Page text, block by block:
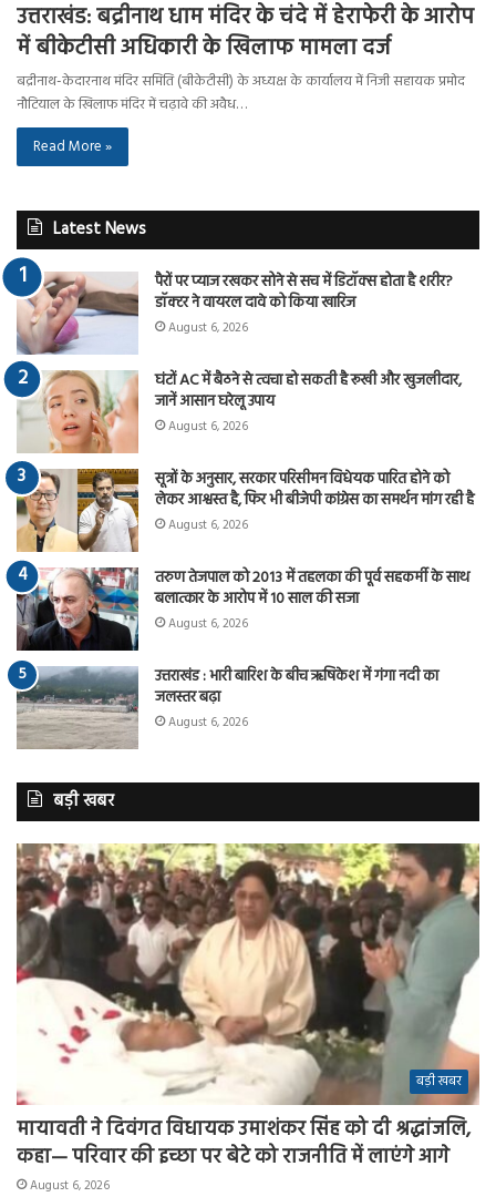
उत्तराखंड: बद्रीनाथ धाम मंदिर के चंदे में हेराफेरी के आरोप
में बीकेटीसी अधिकारी के खिलाफ मामला दर्ज
बद्रीनाथ-केदारनाथ मंदिर समिति (बीकेटीसी) के अध्यक्ष के कार्यालय में निजी सहायक प्रमोद
नौटियाल के खिलाफ मंदिर में चढ़ावे की अवैध…
Read More »
Latest News
पैरों पर प्याज रखकर सोने से सच में डिटॉक्स होता है शरीर?
डॉक्टर ने वायरल दावे को किया खारिज
August 6, 2026
घंटों AC में बैठने से त्वचा हो सकती है रूखी और खुजलीदार,
जानें आसान घरेलू उपाय
August 6, 2026
सूत्रों के अनुसार, सरकार परिसीमन विधेयक पारित होने को
लेकर आश्वस्त है, फिर भी बीजेपी कांग्रेस का समर्थन मांग रही है
August 6, 2026
तरुण तेजपाल को 2013 में तहलका की पूर्व सहकर्मी के साथ
बलात्कार के आरोप में 10 साल की सजा
August 6, 2026
उत्तराखंड : भारी बारिश के बीच ऋषिकेश में गंगा नदी का
जलस्तर बढ़ा
August 6, 2026
बड़ी खबर
बड़ी खबर
मायावती ने दिवंगत विधायक उमाशंकर सिंह को दी श्रद्धांजलि,
कहा— परिवार की इच्छा पर बेटे को राजनीति में लाएंगे आगे
August 6, 2026